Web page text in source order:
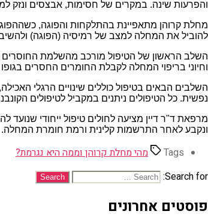
והפרעות שינה. במקרים של חסימות, אבצסים ונזק
מחלת קרוהן מתאפיינת בהתלקחות והפוגה,
להוביל את המחלה למצב של רמיסיה (הפוגה)
השלב הראשון של הטיפול מורכב מהשלמת החוסרים
וחיוני בריפוי המחלה לקבלת החומרים החסרים
השלבים הבאים בטיפול כוללים שינויים הרגלי
נפשית. כל הטיפולים ניתנים במקביל לטיפולים
מרפאת ד"ר דיין מציעה לחולים טיפול ייחודי
ונקבע לאחר התרשמות קלינית ורמת חומרת המחלה.
Tags
מהי מחלת קרוהן וממה היא נגרמת?
Search for:
פוסטים אחרונים